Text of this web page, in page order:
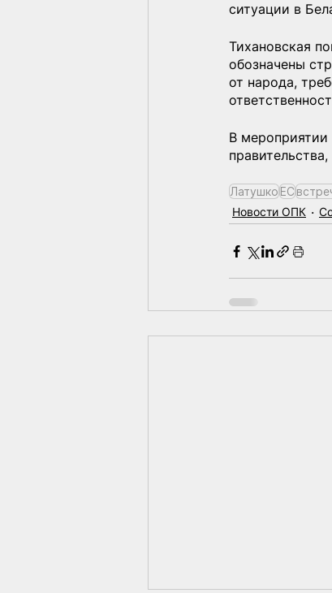
ситуации в
Тихановская
обозначены
от народа,
В мероприятии
ЛатушкоЕС
Новости ОПК